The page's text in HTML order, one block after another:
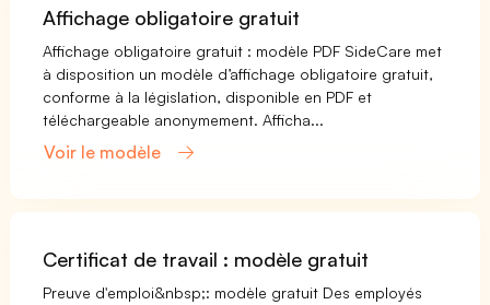
Affichage obligatoire gratuit
Affichage obligatoire gratuit : modèle PDF SideCare met
à disposition un modèle d’affichage obligatoire gratuit,
conforme à la législation, disponible en PDF et
téléchargeable anonymement. Afficha...
Voir le modèle
Certificat de travail : modèle gratuit
Preuve d'emploi&nbsp;: modèle gratuit Des employés